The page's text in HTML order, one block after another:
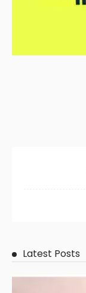
Latest Posts